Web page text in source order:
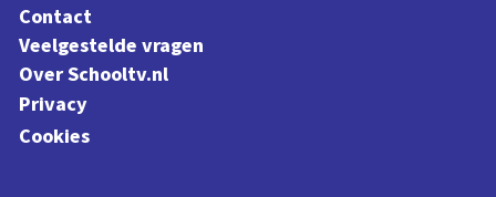
Contact
Veelgestelde vragen
Over Schooltv.nl
Privacy
Cookies